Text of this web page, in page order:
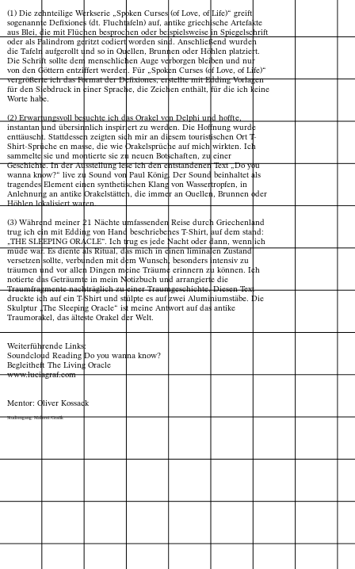
(1) Die zehnteilige Werkserie „Spoken Curses (of Love, of Life)“ greift
sogenannte Defixiones (dt. Fluchtafeln) auf, antike griechische Artefakte
aus Blei, die mit Flüchen besprochen oder beispielsweise in Spiegelschrift
oder als Palindrom geritzt codiert worden sind. Anschließend wurden
die Tafeln aufgerollt und so in Quellen, Brunnen oder Höhlen platziert.
Die Schrift sollte dem menschlichen Auge verborgen bleiben und nur
von den Göttern entziffert werden. Für „Spoken Curses (of Love, of Life)“
vergrößerte ich das Format der Defixiones, erstellte mit Edding Vorlagen
für den Siebdruck in einer Sprache, die Zeichen enthält, für die ich keine
Worte habe.
(2) Erwartungsvoll besuchte ich das Orakel von Delphi und hoffte,
instantan und übersinnlich inspiriert zu werden. Die Hoffnung wurde
enttäuscht. Stattdessen zeigten sich mir an diesem touristischen Ort T-
Shirt-Sprüche en masse, die wie Orakelsprüche auf mich wirkten. Ich
sammelte sie und montierte sie zu neuen Botschaften, zu einer
Geschichte. In der Ausstellung lese ich den entstandenen Text „Do you
wanna know?“ live zu Sound von Paul König. Der Sound beinhaltet als
tragendes Element einen synthetischen Klang von Wassertropfen, in
Anlehnung an antike Orakelstätten, die immer an Quellen, Brunnen oder
Höhlen lokalisiert waren.
(3) Während meiner 21 Nächte umfassenden Reise durch Griechenland
trug ich ein mit Edding von Hand beschriebenes T-Shirt, auf dem stand:
„THE SLEEPING ORACLE“. Ich trug es jede Nacht oder dann, wenn ich
müde war. Es diente als Ritual, das mich in einen liminalen Zustand
versetzen sollte, verbunden mit dem Wunsch, besonders intensiv zu
träumen und vor allen Dingen meine Träume erinnern zu können. Ich
notierte das Geträumte in mein Notizbuch und arrangierte die
Traumfragmente nachträglich zu einer Traumgeschichte. Diesen Text
druckte ich auf ein T-Shirt und stülpte es auf zwei Aluminiumstäbe. Die
Skulptur „The Sleeping Oracle“ ist meine Antwort auf das antike
Traumorakel, das älteste Orakel der Welt.
Weiterführende Links:
Soundcloud Reading Do you wanna know?
Begleitheft The Living Oracle
www.luciagraf.com
Mentor: Oliver Kossack
Studiengang: Malerei/Grafik
Index Karte